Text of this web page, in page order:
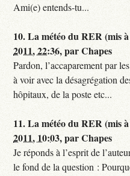
Ami(e) entends-tu...
10.La météo du RER (mis
2011, 22:36,parChapes
Pardon, l’accaparement par
à voir avec la désagrégation
hôpitaux, de la poste etc...
11.La météo du RER (mis
2011, 10:03,parChapes
Je réponds à l’esprit de
le fond de la question :